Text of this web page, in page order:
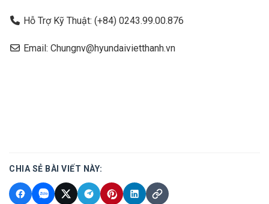
Hỗ Trợ Kỹ Thuật: (+84) 0243.99.00.876
Email: Chungnv@hyundaivietthanh.vn
CHIA SẺ BÀI VIẾT NÀY: